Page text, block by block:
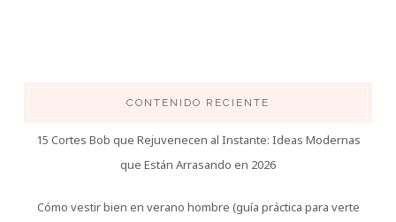
CONTENIDO RECIENTE
15 Cortes Bob que Rejuvenecen al Instante: Ideas Modernas
que Están Arrasando en 2026
Cómo vestir bien en verano hombre (guía práctica para verte